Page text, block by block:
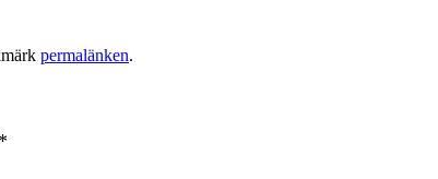
permalänken.
*